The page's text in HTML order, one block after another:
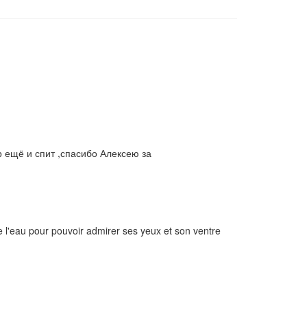
ещё и спит ,спасибо Алексею за
pour pouvoir admirer ses yeux et son ventre